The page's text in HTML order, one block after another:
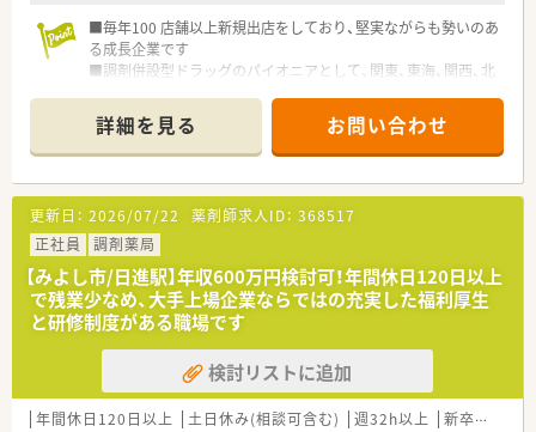
全です。
【 こんな方におススメです 】
■ 患者様一人ひとりと丁寧に向き合いたい方！
■ 安定した経営基盤のもとで長く安心して働きたい方！
■毎年100 店舗以上新規出店をしており、堅実ながらも勢いのあ
る成長企業です
■調剤併設型ドラッグのパイオニアとして、関東、東海、関西、北
■研修制度は様々なプランがあり、集合研修だけでなく任意で受
講可能な研修も幅広く用意されています
■店舗で活躍する従業員、社外で活躍する従業員、将来経営幹部
となる従業員など、薬剤師として様々な活躍ができるフィールド
を用意されています
■総合薬剤師・調剤薬剤師（土日休み・19時までの勤務）どちらか
の働き方を選択できます
■調剤併設型だけでなく「医療モール・クリニック併設店舗」「敷
地内薬局」「訪問調剤特化型店舗」など様々な店舗を運営してい
ます
■在宅医療にも積極的取り組んでおり「訪問調剤特化型店舗」を
50店舗以上、無菌調剤室は業界最多の51店舗設置しています
■「プラチナくるみん認定企業」「健康経営優良法人2023（大規模
法人部門）認定」等を取得し一人ひとりが働きやすい環境が整備
されています
詳細を見る お問い合わせ
更新日： 2026/07/22 薬剤師求人ID： 368517
正社員
調剤薬局
【みよし市/日進駅】年収600万円検討可！年間休日120日以上
で残業少なめ、大手上場企業ならではの充実した福利厚生
と研修制度がある職場です
検討リストに追加
年間休日120日以上 土日休み(相談可含む) 週32h以上 新卒可